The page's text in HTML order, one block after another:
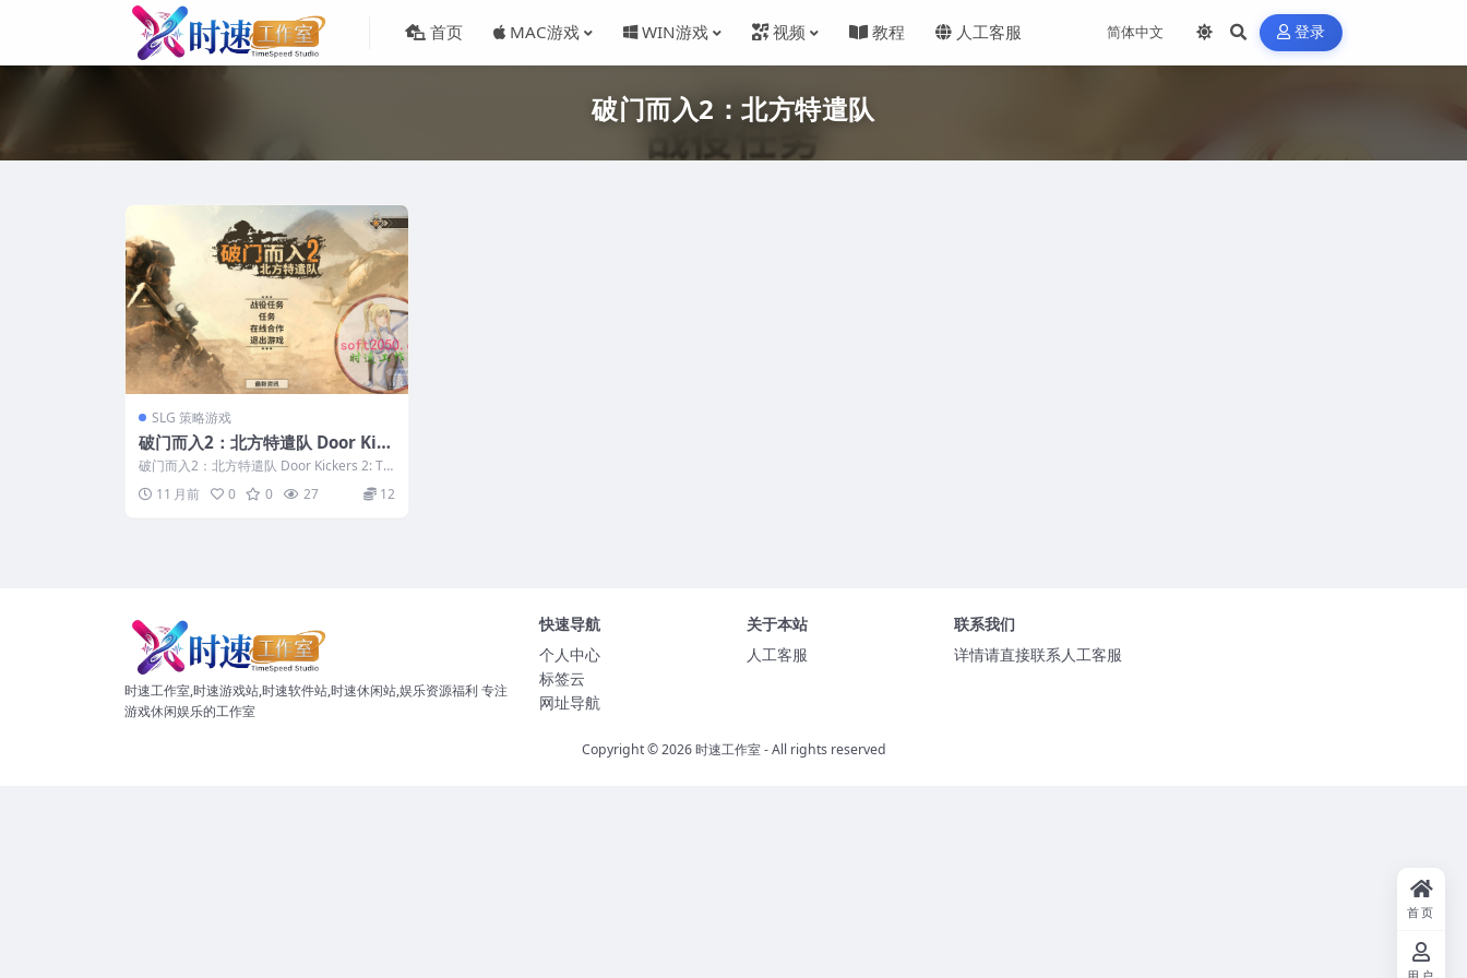
首页 MAC游戏 WIN游戏 视频 教程 人工客服 登录
破门而入2：北方特遣队
SLG 策略游戏
破门而入2：北方特遣队 Door Kick
ers 2: Task Force North WIN游
戏 PC电脑游戏 适配系统WIN10 W
IN11
破门而入2：北方特遣队 Door Kickers 2: Ta
11 月前 0 0 27 12
时速工作室,时速游戏站,时速软件站,时速休闲站,娱乐资源福利 专注
游戏休闲娱乐的工作室
快速导航
个人中心
标签云
网址导航
关于本站
人工客服
联系我们
详情请直接联系人工客服
Copyright © 2026时速工作室- All rights reserved
首页